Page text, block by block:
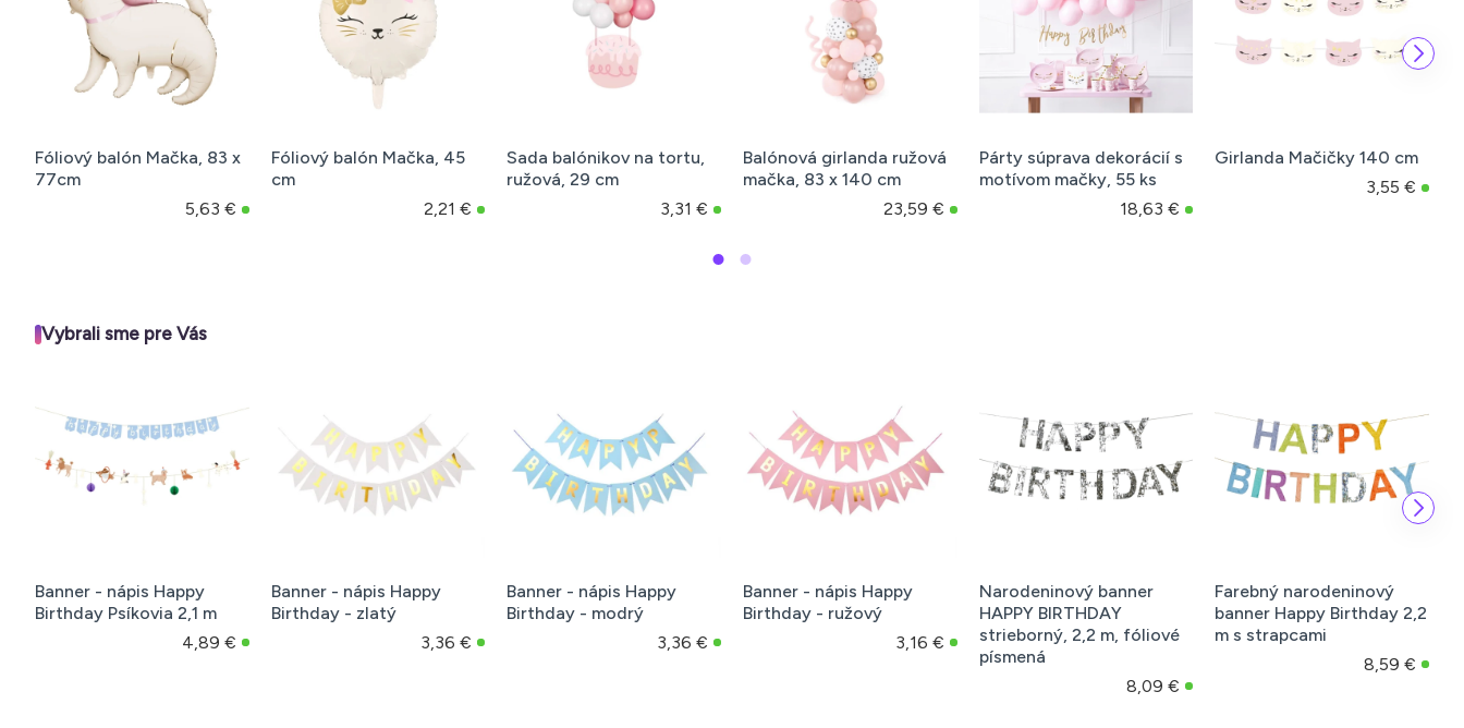
Fóliový balón Mačka, 83 x
77cm
5,63 €
Fóliový balón Mačka, 45
cm
2,21 €
Sada balónikov na tortu,
ružová, 29 cm
3,31 €
Balónová girlanda ružová
mačka, 83 x 140 cm
23,59 €
Párty súprava dekorácií s
motívom mačky, 55 ks
18,63 €
Girlanda Mačičky 140 cm
3,55 €
Vybrali sme pre Vás
Banner - nápis Happy
Birthday Psíkovia 2,1 m
4,89 €
Banner - nápis Happy
Birthday - zlatý
3,36 €
Banner - nápis Happy
Birthday - modrý
3,36 €
Banner - nápis Happy
Birthday - ružový
3,16 €
Narodeninový banner
HAPPY BIRTHDAY
strieborný, 2,2 m, fóliové
písmená
8,09 €
Farebný narodeninový
banner Happy Birthday 2,2
m s strapcami
8,59 €